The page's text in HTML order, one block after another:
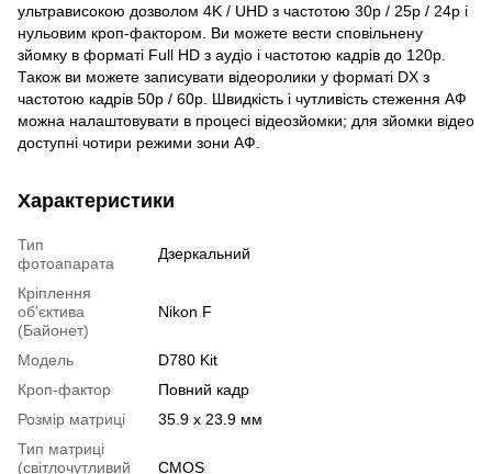
ультрависокою дозволом 4K / UHD з частотою 30p / 25p / 24p і
нульовим кроп-фактором. Ви можете вести сповільнену
зйомку в форматі Full HD з аудіо і частотою кадрів до 120p.
Також ви можете записувати відеоролики у форматі DX з
частотою кадрів 50p / 60p. Швидкість і чутливість стеження АФ
можна налаштовувати в процесі відеозйомки; для зйомки відео
доступні чотири режими зони АФ.
Характеристики
Тип
фотоапарата
Дзеркальний
Кріплення
об'єктива
(Байонет)
Nikon F
Модель
D780 Kit
Кроп-фактор
Повний кадр
Розмір матриці
35.9 x 23.9 мм
Тип матриці
(світлочутливий
CMOS